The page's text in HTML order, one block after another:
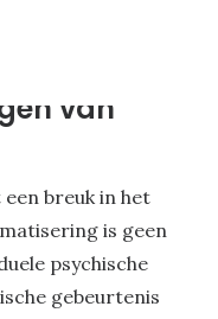
van
breuk in het
is geen
psychische
gebeurtenis